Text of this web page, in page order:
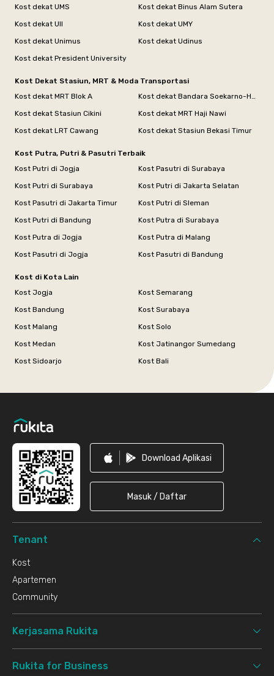
Kost dekat UMS
Kost dekat Binus Alam Sutera
Kost dekat UII
Kost dekat UMY
Kost dekat Unimus
Kost dekat Udinus
Kost dekat President University
Kost Dekat Stasiun, MRT & Moda Transportasi
Kost dekat MRT Blok A
Kost dekat Bandara Soekarno-Hatta
Kost dekat Stasiun Cikini
Kost dekat MRT Haji Nawi
Kost dekat LRT Cawang
Kost dekat Stasiun Bekasi Timur
Kost Putra, Putri & Pasutri Terbaik
Kost Putri di Jogja
Kost Pasutri di Surabaya
Kost Putri di Surabaya
Kost Putri di Jakarta Selatan
Kost Pasutri di Jakarta Timur
Kost Putri di Sleman
Kost Putri di Bandung
Kost Putra di Surabaya
Kost Putra di Jogja
Kost Putra di Malang
Kost Pasutri di Jogja
Kost Pasutri di Bandung
Kost di Kota Lain
Kost Jogja
Kost Semarang
Kost Bandung
Kost Surabaya
Kost Malang
Kost Solo
Kost Medan
Kost Jatinangor Sumedang
Kost Sidoarjo
Kost Bali
Download Aplikasi
Masuk / Daftar
Tenant
Kost
Apartemen
Community
Kerjasama Rukita
Rukita for Business